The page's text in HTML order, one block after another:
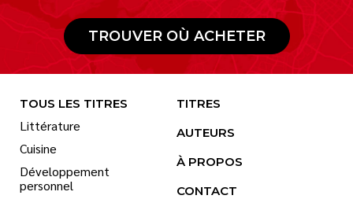
TROUVER OÙ ACHETER
TOUS LES TITRES
Littérature
Cuisine
Développement
personnel
TITRES
AUTEURS
À PROPOS
CONTACT